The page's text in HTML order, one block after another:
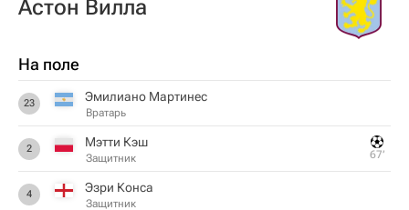
Астон Вилла
На поле
23 Эмилиано Мартинес
Вратарь
2 Мэтти Кэш
Защитник 67‎’‎
4 Эзри Конса
Защитник